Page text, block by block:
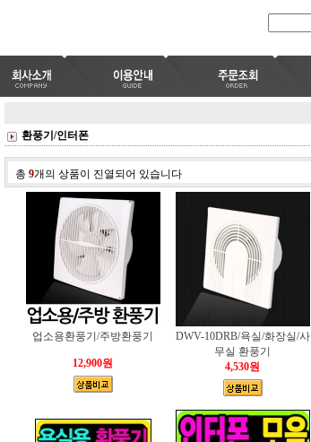
환풍기/인터폰
총 9개의 상품이 진열되어 있습니다
업소용환풍기/주방환풍기
12,900원
DWV-10DRB/욕실/화장실/사
무실 환풍기
4,530원